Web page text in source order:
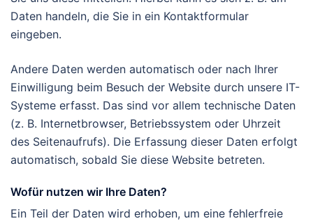
Daten handeln, die Sie in ein Kontaktformular
eingeben.
Andere Daten werden automatisch oder nach Ihrer
Einwilligung beim Besuch der Website durch unsere IT-
Systeme erfasst. Das sind vor allem technische Daten
(z. B. Internetbrowser, Betriebssystem oder Uhrzeit
des Seitenaufrufs). Die Erfassung dieser Daten erfolgt
automatisch, sobald Sie diese Website betreten.
Wofür nutzen wir Ihre Daten?
Ein Teil der Daten wird erhoben, um eine fehlerfreie